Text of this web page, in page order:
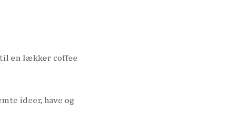
en lækker coffee
ideer, have og